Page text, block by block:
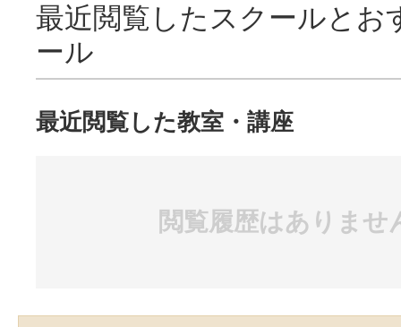
最近閲覧したスクールとお
ール
最近閲覧した教室・講座
閲覧履歴はありませ